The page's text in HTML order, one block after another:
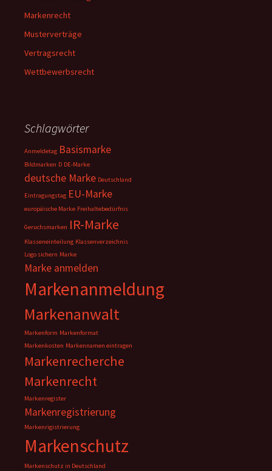
Markenrecht
Musterverträge
Vertragsrecht
Wettbewerbsrecht
Schlagwörter
Anmeldetag Basismarke
Bildmarken D DE-Marke
deutsche Marke Deutschland
Eintragungstag EU-Marke
europäische Marke Freihaltebedürfnis
Geruchsmarken IR-Marke
Klasseneinteilung Klassenverzeichnis
Logo sichern Marke
Marke anmelden
Markenanmeldung
Markenanwalt
Markenform Markenformat
Markenkosten Markennamen eintragen
Markenrecherche
Markenrecht
Markenregister
Markenregistrierung
Markenrigistrierung
Markenschutz
Markenschutz in Deutschland